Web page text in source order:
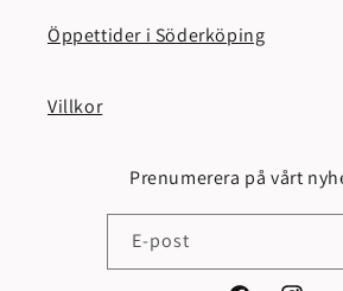
Öppettider i Söderköping
Villkor
Prenumerera på vårt
E-post